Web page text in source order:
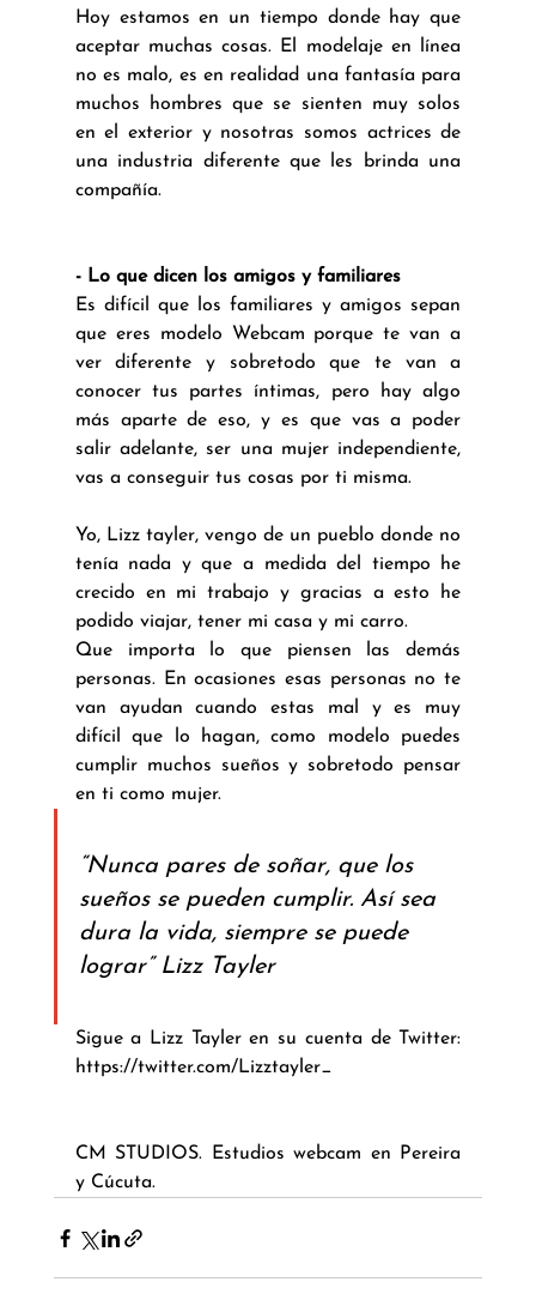
Hoy estamos en un tiempo donde hay que
aceptar muchas cosas. El modelaje en línea
no es malo, es en realidad una fantasía para
muchos hombres que se sienten muy solos
en el exterior y nosotras somos actrices de
una industria diferente que les brinda una
compañía.
- Lo que dicen los amigos y familiares
Es difícil que los familiares y amigos sepan
que eres modelo Webcam porque te van a
ver diferente y sobretodo que te van a
conocer tus partes íntimas, pero hay algo
más aparte de eso, y es que vas a poder
salir adelante, ser una mujer independiente,
vas a conseguir tus cosas por ti misma.
Yo, Lizz tayler, vengo de un pueblo donde no
tenía nada y que a medida del tiempo he
crecido en mi trabajo y gracias a esto he
podido viajar, tener mi casa y mi carro.
Que importa lo que piensen las demás
personas. En ocasiones esas personas no te
van ayudan cuando estas mal y es muy
difícil que lo hagan, como modelo puedes
cumplir muchos sueños y sobretodo pensar
en ti como mujer.
“Nunca pares de soñar, que los
sueños se pueden cumplir. Así sea
dura la vida, siempre se puede
lograr” Lizz Tayler
Sigue a Lizz Tayler en su cuenta de Twitter:
https://twitter.com/Lizztayler_
CM STUDIOS. Estudios webcam en Pereira
y Cúcuta.